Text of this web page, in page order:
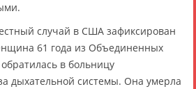
случай в США зафиксирован
61 года из Объединенных
в больницу
дыхательной системы. Она умерла